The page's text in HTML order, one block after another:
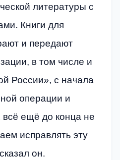
литературы с
Книги для
и передают
в том числе и
России», с начала
операции и
всё ещё до конца не
исправлять эту
он.